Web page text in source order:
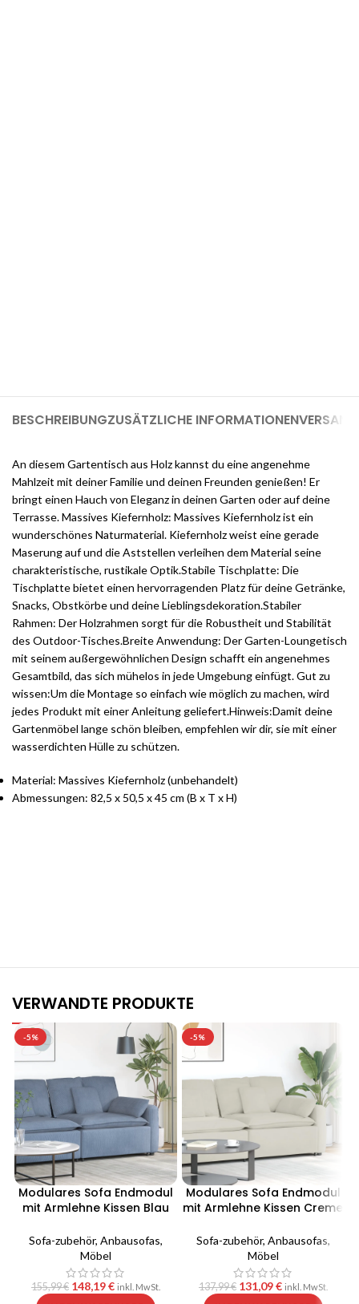
BESCHREIBUNGZUSÄTZLICHE INFORMATIONEN
An diesem Gartentisch aus Holz kannst du eine angenehme
Mahlzeit mit deiner Familie und deinen Freunden genießen! Er
bringt einen Hauch von Eleganz in deinen Garten oder auf deine
Terrasse. Massives Kiefernholz: Massives Kiefernholz ist ein
wunderschönes Naturmaterial. Kiefernholz weist eine gerade
Maserung auf und die Aststellen verleihen dem Material seine
charakteristische, rustikale Optik.Stabile Tischplatte: Die
Tischplatte bietet einen hervorragenden Platz für deine Getränke,
Snacks, Obstkörbe und deine Lieblingsdekoration.Stabiler
Rahmen: Der Holzrahmen sorgt für die Robustheit und Stabilität
des Outdoor-Tisches.Breite Anwendung: Der Garten-Loungetisch
mit seinem außergewöhnlichen Design schafft ein angenehmes
Gesamtbild, das sich mühelos in jede Umgebung einfügt. Gut zu
wissen:Um die Montage so einfach wie möglich zu machen, wird
jedes Produkt mit einer Anleitung geliefert.Hinweis:Damit deine
Gartenmöbel lange schön bleiben, empfehlen wir dir, sie mit einer
wasserdichten Hülle zu schützen.
Material: Massives Kiefernholz (unbehandelt)
Abmessungen: 82,5 x 50,5 x 45 cm (B x T x H)
VERWANDTE PRODUKTE
-5%
Modulares Sofa Endmodul
mit Armlehne Kissen Blau
Sofa-zubehör, Anbausofas,
Möbel
155,99€ 148,19€ inkl. MwSt.
-5%
Modulares Sofa Endmodul
mit Armlehne Kissen Creme
Sofa-zubehör, Anbausofas,
Möbel
137,99€ 131,09€ inkl. MwSt.